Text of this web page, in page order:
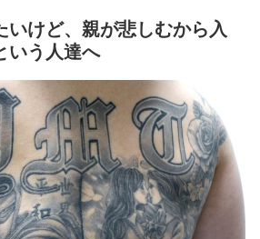
いけど、親が悲しむから入
いう人達へ